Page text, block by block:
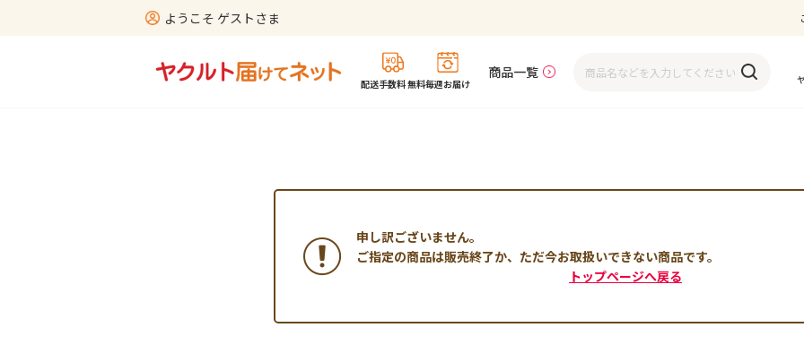
ようこそ ゲストさま
配送手数料 無料毎週お届け
商品一覧
申し訳ございません。
ご指定の商品は販売終了か、ただ今お取扱いできない商品です。
トップページへ戻る